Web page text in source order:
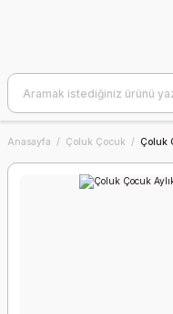
Anasayfa Çoluk Çocuk Çoluk